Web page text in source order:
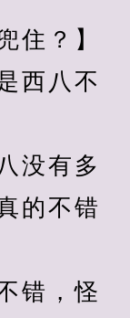
？】
西八不
没有多
的不错
错，怪